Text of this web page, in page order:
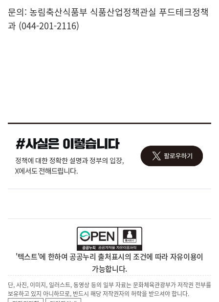
문의: 농림축산식품부 식품산업정책관실 푸드테크정책
과 (044-201-2116)
'텍스트'에 한하여 공공누리 출처표시의 조건에 따라 자유이용이
가능합니다.
단, 사진, 이미지, 일러스트, 동영상 등의 일부 자료는 문화체육관광부가 저작권 전부를
보유하고 있지 아니하므로, 반드시 해당 저작권자의 허락을 받으셔야 합니다.